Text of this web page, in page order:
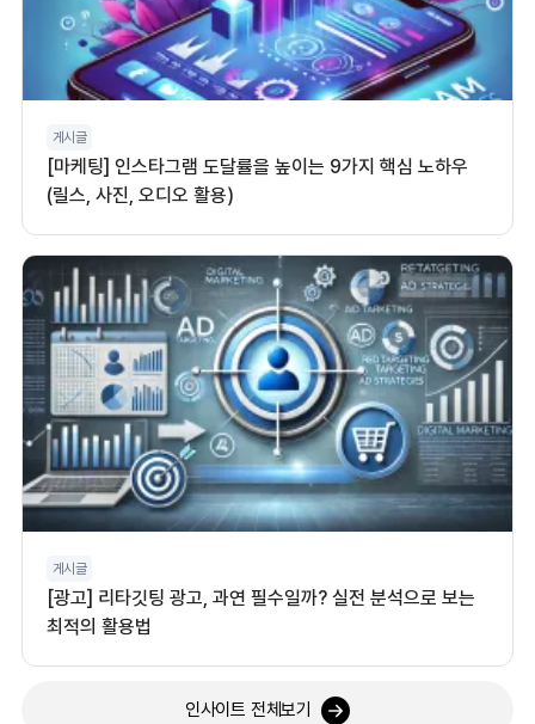
게시글
[마케팅] 인스타그램 도달률을 높이는 9가지 핵심 노하우
(릴스, 사진, 오디오 활용)
게시글
[광고] 리타깃팅 광고, 과연 필수일까? 실전 분석으로 보는
최적의 활용법
인사이트 전체보기